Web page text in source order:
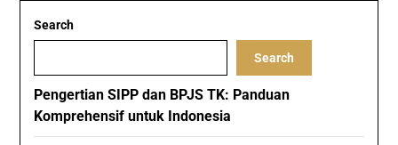
Search
Search
Pengertian SIPP dan BPJS TK: Panduan
Komprehensif untuk Indonesia